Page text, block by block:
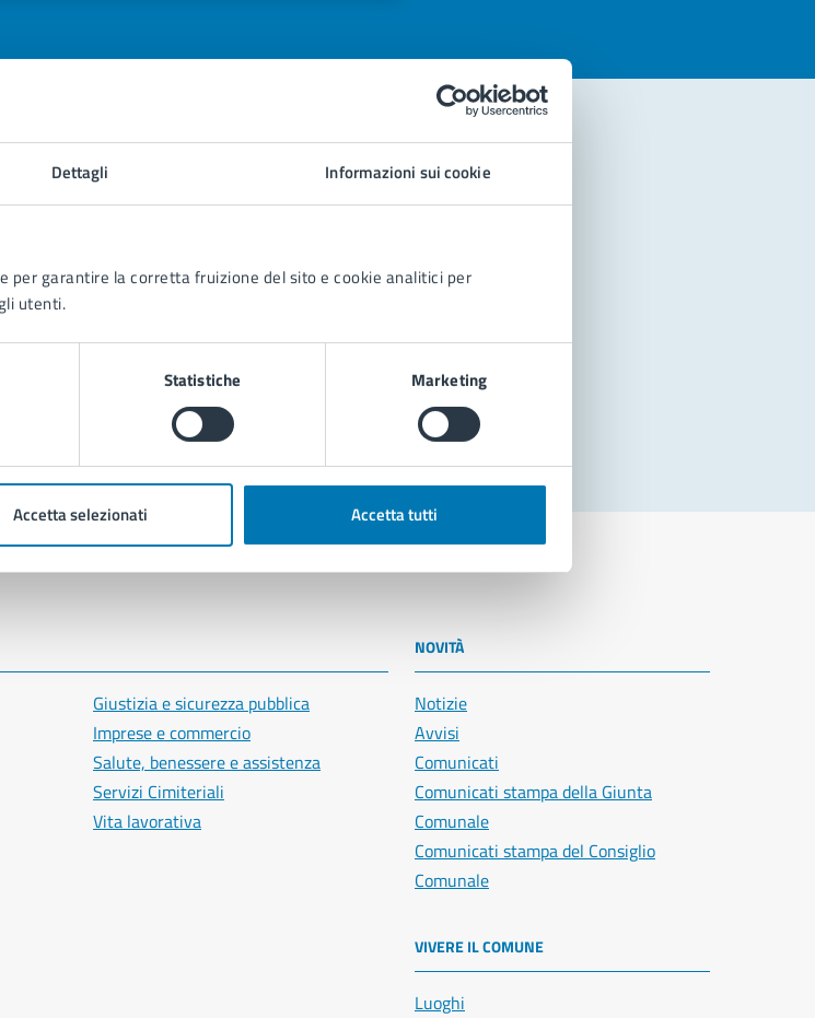
Dettagli Informazioni sui cookie
per garantire la corretta fruizione del sito e cookie analitici per
utenti.
Statistiche Marketing
Accetta selezionati Accetta tutti
Giustizia e sicurezza pubblica
Imprese e commercio
Salute, benessere e assistenza
Servizi Cimiteriali
Vita lavorativa
NOVITÀ
Notizie
Avvisi
Comunicati
Comunicati stampa della Giunta
Comunale
Comunicati stampa del Consiglio
Comunale
VIVERE IL COMUNE
Luoghi